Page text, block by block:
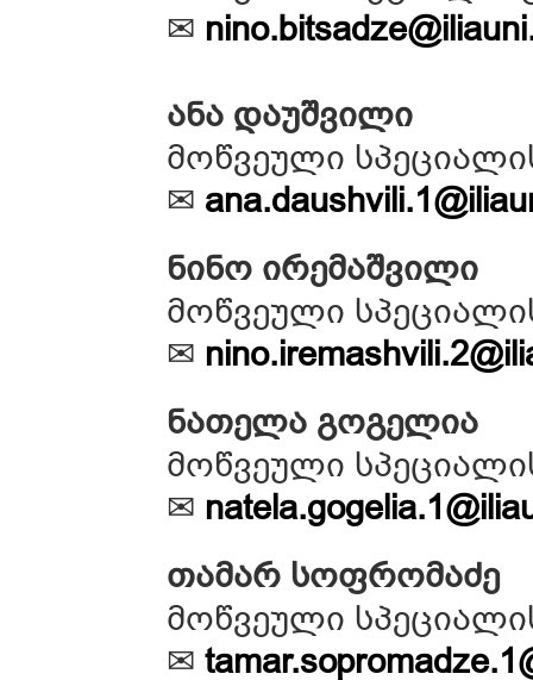
✉
ანა დაუშვილი
მოწვეული
✉
ნინო ირემაშვილი
მოწვეული
✉
ნათელა გოგელია
მოწვეული
✉
თამარ სოფრომაძე
მოწვეული
✉